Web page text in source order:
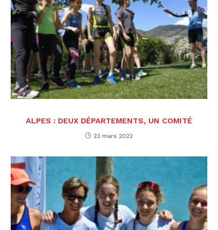
ALPES : DEUX DÉPARTEMENTS, UN COMITÉ
23 mars 2022